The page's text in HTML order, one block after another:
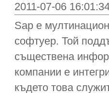
2011-07-06
Sap е
софтуер. Той
съществена
компании е
където това